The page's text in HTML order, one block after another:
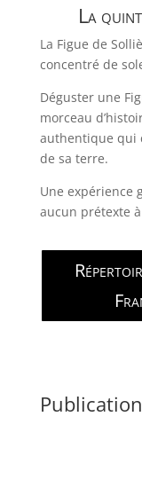
La
La Figue de
concentré de
Déguster une
morceau
authentique qui
de sa terre.
Une expérience
aucun prétexte